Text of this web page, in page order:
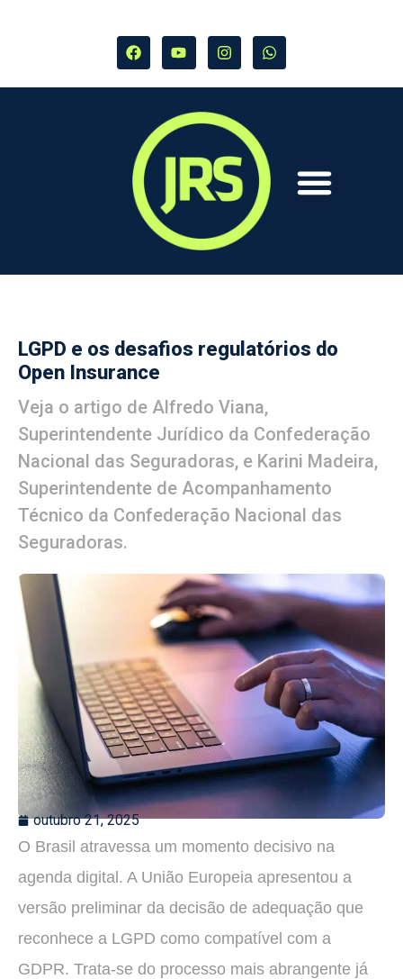
LGPD e os desafios regulatórios do
Open Insurance
Veja o artigo de Alfredo Viana,
Superintendente Jurídico da Confederação
Nacional das Seguradoras, e Karini Madeira,
Superintendente de Acompanhamento
Técnico da Confederação Nacional das
Seguradoras.
outubro 21, 2025
O Brasil atravessa um momento decisivo na
agenda digital. A União Europeia apresentou a
versão preliminar da decisão de adequação que
reconhece a LGPD como compatível com a
GDPR. Trata-se do processo mais abrangente já